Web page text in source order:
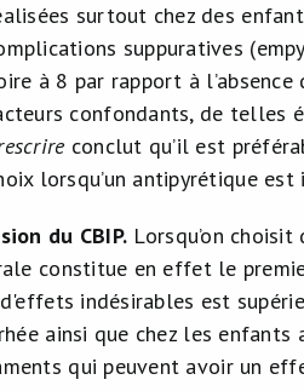
surtout chez des
suppuratives
à 8 par rapport à
confondants, de telles
conclut qu’il est
lorsqu’un antipyrétique est
du CBIP. Lorsqu’on
constitue en effet le
indésirables est
ainsi que chez les
qui peuvent avoir un